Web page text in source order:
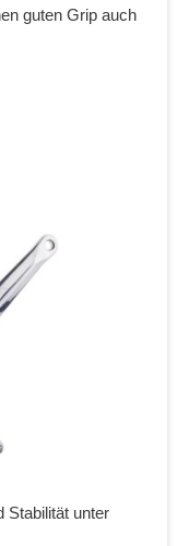
guten Grip auch
Stabilität unter